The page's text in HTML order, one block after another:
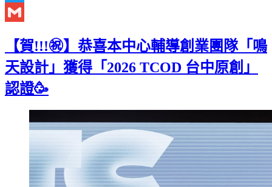
Twitter
【賀!!!㊗️】恭喜本中心輔導創業團隊「鳴
天設計」獲得「2026 TCOD 台中原創」
認證🥳